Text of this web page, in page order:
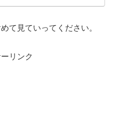
て見ていってください。
リンク